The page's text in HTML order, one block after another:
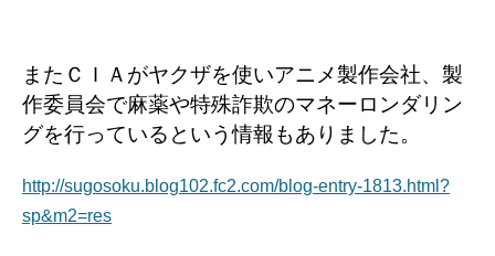
またＣＩＡがヤクザを使いアニメ製作会社、製
作委員会で麻薬や特殊詐欺のマネーロンダリン
グを行っているという情報もありました。
http://sugosoku.blog102.fc2.com/blog-entry-1813.html?
sp&m2=res